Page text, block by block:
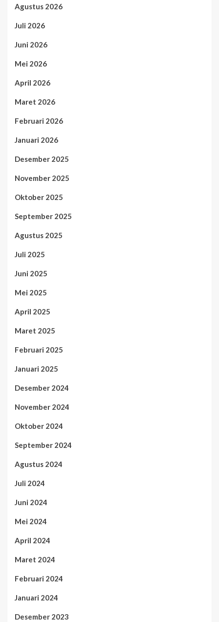
Agustus 2026
Juli 2026
Juni 2026
Mei 2026
April 2026
Maret 2026
Februari 2026
Januari 2026
Desember 2025
November 2025
Oktober 2025
September 2025
Agustus 2025
Juli 2025
Juni 2025
Mei 2025
April 2025
Maret 2025
Februari 2025
Januari 2025
Desember 2024
November 2024
Oktober 2024
September 2024
Agustus 2024
Juli 2024
Juni 2024
Mei 2024
April 2024
Maret 2024
Februari 2024
Januari 2024
Desember 2023